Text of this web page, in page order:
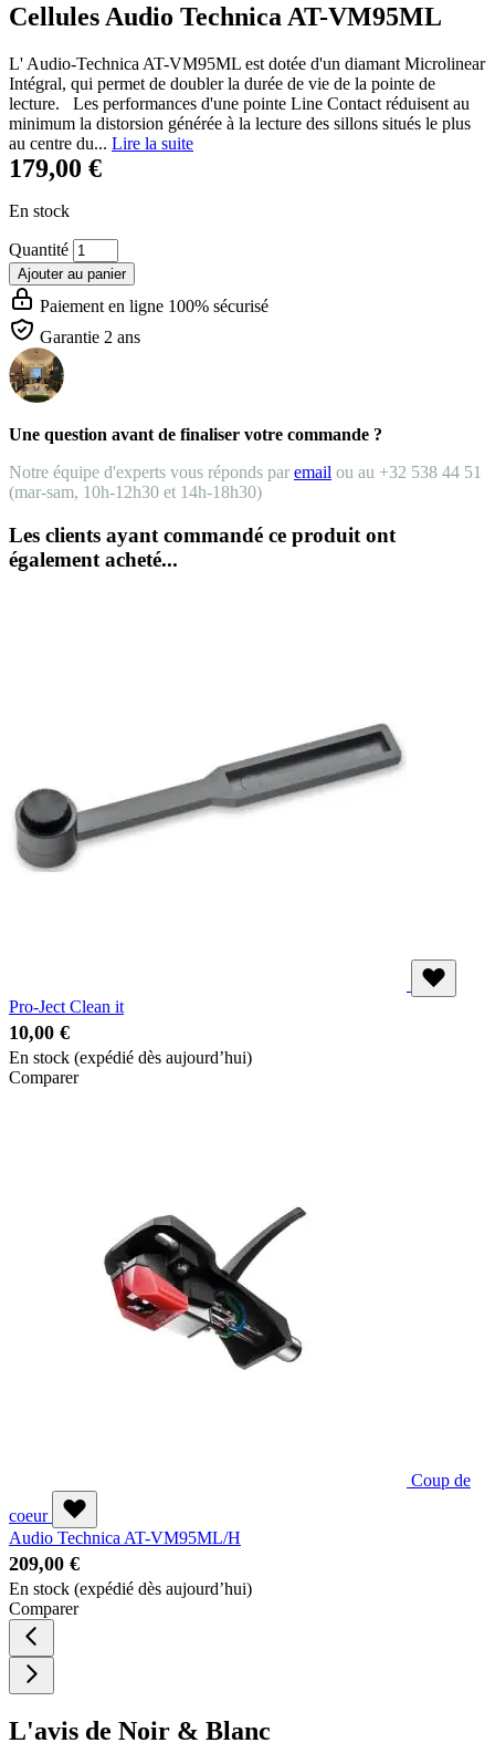
Cellules Audio Technica AT-VM95ML
L' Audio-Technica AT-VM95ML est dotée d'un diamant Microlinear
Intégral, qui permet de doubler la durée de vie de la pointe de
lecture. Les performances d'une pointe Line Contact réduisent au
minimum la distorsion générée à la lecture des sillons situés le plus
au centre du... Lire la suite
179,00 €
En stock
Quantité
Ajouter au panier
Paiement en ligne 100% sécurisé
Garantie 2 ans
Une question avant de finaliser votre commande ?
Notre équipe d'experts vous réponds par email ou au +32 538 44 51
(mar-sam, 10h-12h30 et 14h-18h30)
Les clients ayant commandé ce produit ont
également acheté...
Pro-Ject Clean it
10,00 €
En stock (expédié dès aujourd’hui)
Comparer
Coup de
coeur
Audio Technica AT-VM95ML/H
209,00 €
En stock (expédié dès aujourd’hui)
Comparer
L'avis de Noir & Blanc